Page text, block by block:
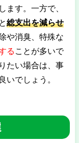
ます。一方で、
総支出を減らせ
や消臭、特殊な
る ことが多いで
たい場合は、事
いでしょう。